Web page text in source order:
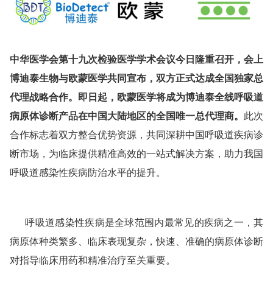
中华医学会第十九次检验医学学术会议今日隆重召开，会上
博迪泰生物与欧蒙医学共同宣布，双方正式达成全国独家总
代理战略合作。即日起，欧蒙医学将成为博迪泰全线呼吸道
病原体诊断产品在中国大陆地区的全国唯一总代理商。 此次
合作标志着双方整合优势资源，共同深耕中国呼吸道疾病诊
断市场，为临床提供精准高效的一站式解决方案，助力我国
呼吸道感染性疾病防治水平的提升。
呼吸道感染性疾病是全球范围内最常见的疾病之一，其
病原体种类繁多、临床表现复杂，快速、准确的病原体诊断
对指导临床用药和精准治疗至关重要。